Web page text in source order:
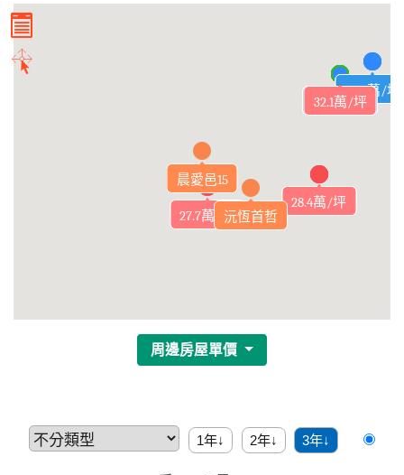
晨愛邑15
27.7萬/坪
27.7萬/坪
21.5萬/坪
21.3萬/坪
21.5萬/坪
21.1萬/坪
21.3萬/坪
22萬/坪
22萬/坪
27.9萬/坪
28.6萬/坪
29.6萬/坪
27.9萬/坪
23.2萬/坪
28.4萬/坪
23.4萬/坪
23.4萬/坪
32.8萬/坪
26.6萬/坪
26.6萬/坪
26.9萬/坪
27萬/坪
30萬/坪
27.7萬/坪
29.6萬/坪
26萬/坪
26.8萬/坪
28.4萬/坪
33.8萬/坪
33.5萬/坪
17.6萬/坪
17.6萬/坪
沅恆首哲
25.9萬/坪
25.9萬/坪
32.4萬/坪
27.2萬/坪
26萬/坪
32.1萬/坪
周邊房屋單價
1年↓ 2年↓ 3年↓